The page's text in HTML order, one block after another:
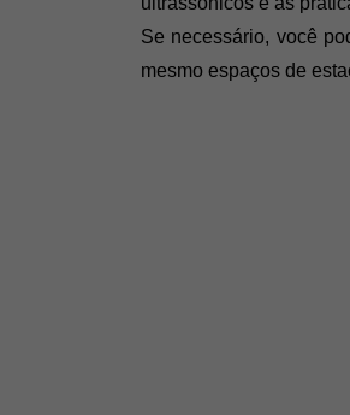
Se necessário, você
mesmo espaços de